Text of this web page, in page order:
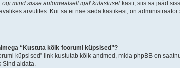
mind sisse automaatselt igal külastusel kasti, siis sa jääd
arvutites. Kui sa ei näe seda kastikest, on administraator
“Kustuta kõik foorumi küpsised”?
küpsised” link kustutab kõik andmed, mida phpBB on
aidata.